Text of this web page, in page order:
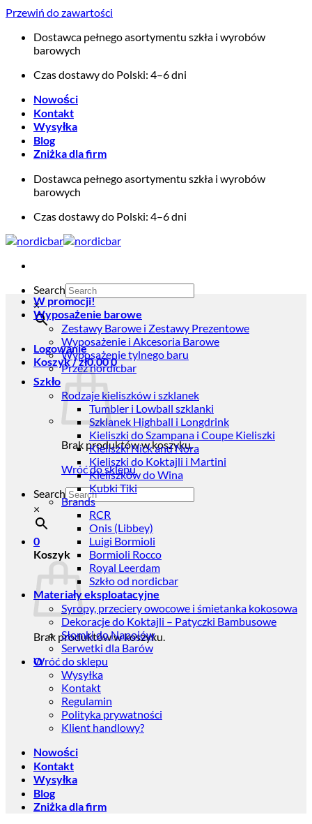
Przewiń do zawartości
Dostawca pełnego asortymentu szkła i wyrobów
barowych
Czas dostawy do Polski: 4–6 dni
Nowości
Kontakt
Wysyłka
Blog
Zniżka dla firm
Dostawca pełnego asortymentu szkła i wyrobów
barowych
Czas dostawy do Polski: 4–6 dni
Search
×
Logowanie
Koszyk /zł0,000
Brak produktów w koszyku.
Wróć do sklepu
Search
×
0
Koszyk
Brak produktów w koszyku.
Wróć do sklepu
W promocji!
Wyposażenie barowe
Zestawy Barowe i Zestawy Prezentowe
Wyposażenie i Akcesoria Barowe
Wyposażenie tylnego baru
Przez nordicbar
Szkło
Rodzaje kieliszków i szklanek
Tumbler i Lowball szklanki
Szklanek Highball i Longdrink
Kieliszki do Szampana i Coupe Kieliszki
Kieliszki Nick and Nora
Kieliszki do Koktajli i Martini
Kieliszków do Wina
Kubki Tiki
Brands
RCR
Onis (Libbey)
Luigi Bormioli
Bormioli Rocco
Royal Leerdam
Szkło od nordicbar
Materiały eksploatacyjne
Syropy, przeciery owocowe i śmietanka kokosowa
Dekoracje do Koktajli – Patyczki Bambusowe
Słomki do Napojów
Serwetki dla Barów
O
Wysyłka
Kontakt
Regulamin
Polityka prywatności
Klient handlowy?
Nowości
Kontakt
Wysyłka
Blog
Zniżka dla firm